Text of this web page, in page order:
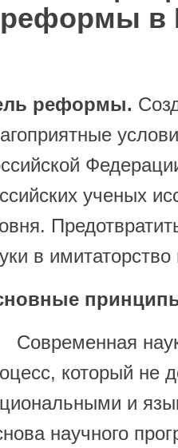
реформы в
реформы.
ученых
в
который не
и
научного